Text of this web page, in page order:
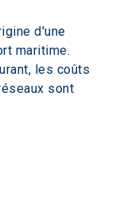
d'une
maritime.
les coûts
sont